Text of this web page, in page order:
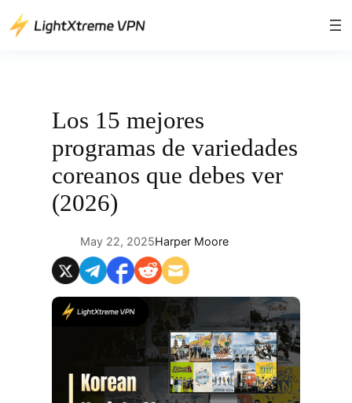
Saltar
Los 15 mejores
programas de variedades
coreanos que debes ver
(2026)
May 22, 2025Harper Moore